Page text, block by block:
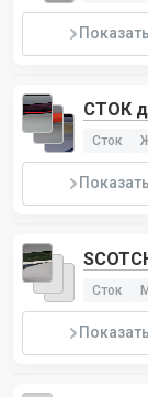
СТОК
Сток
Сток